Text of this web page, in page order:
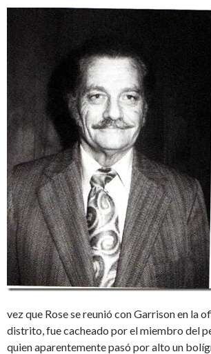
vez que Rose se reunió con Garrison en la
distrito, fue cacheado por el miembro del
quien aparentemente pasó por alto un